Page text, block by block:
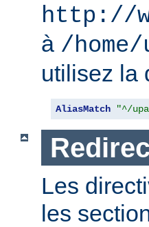
http://
à /
utilisez la
AliasMatch "^/
Les
les